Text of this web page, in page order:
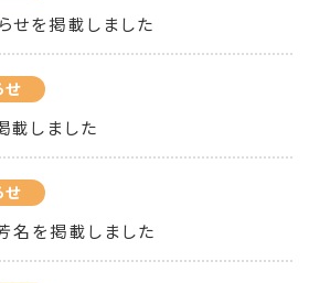
せを掲載しました
せ
載しました
せ
名を掲載しました